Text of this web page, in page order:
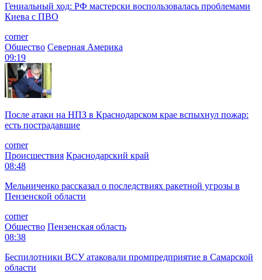
Гениальный ход: РФ мастерски воспользовалась проблемами
Киева с ПВО
corner
Общество Северная Америка
09:19
После атаки на НПЗ в Краснодарском крае вспыхнул пожар:
есть пострадавшие
corner
Происшествия Краснодарский край
08:48
Мельниченко рассказал о последствиях ракетной угрозы в
Пензенской области
corner
Общество Пензенская область
08:38
Беспилотники ВСУ атаковали промпредприятие в Самарской
области